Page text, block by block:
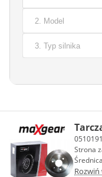
Strona
Rozwiń